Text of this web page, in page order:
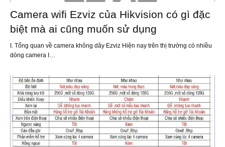
Camera wifi Ezviz của Hikvision có gì đặc
biệt mà ai cũng muốn sử dụng
I. Tổng quan về camera không dây Ezviz Hiện nay trên thị trường có nhiều
dòng camera I…